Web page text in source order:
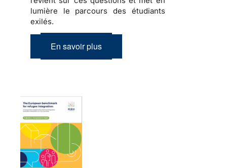
lumière le parcours des étudiants
exilés.
En savoir plus